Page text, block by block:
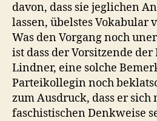
davon, dass sie jeglichen
lassen, übelstes Vokabular
Was den Vorgang noch
ist dass der Vorsitzende der
Lindner, eine solche
Parteikollegin noch
zum Ausdruck, dass er sich
faschistischen Denkweise